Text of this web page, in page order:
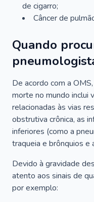
de cigarro;
Câncer de
Quando
De acordo com a
morte no mundo inclui
relacionadas às vias
obstrutiva crônica, as
inferiores (como a
traqueia e brônquios e
Devido à gravidade
atento aos sinais de
por exemplo: